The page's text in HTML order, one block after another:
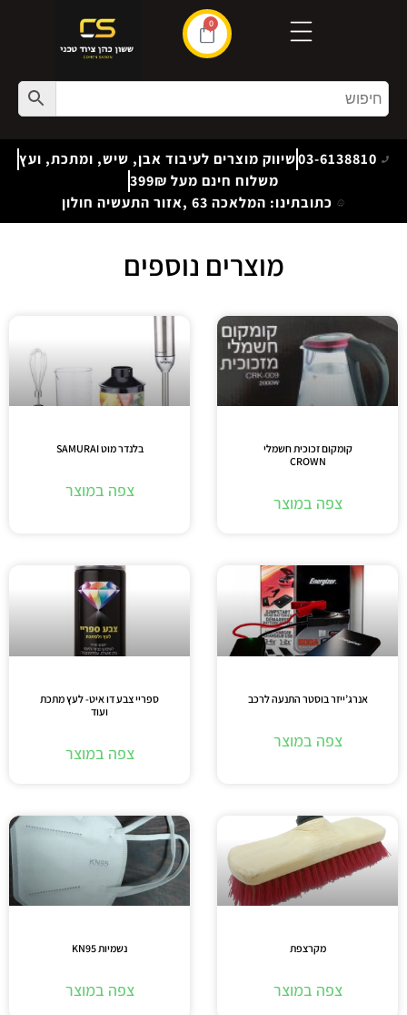
0
03-6138810שיווק מוצרים לעיבוד אבן, שיש, ומתכת, ועץ
משלוח חינם מעל 399₪
כתובתינו: המלאכה 63 ,אזור התעשיה חולון
מוצרים נוספים
קומקום זכוכית חשמלי
CROWN
צפה במוצר
בלנדר מוט SAMURAI
צפה במוצר
אנרג’ייזר בוסטר התנעה לרכב
צפה במוצר
ספריי צבע דו איט- לעץ מתכת
ועוד
צפה במוצר
מקרצפת
צפה במוצר
נשמיות KN95
צפה במוצר